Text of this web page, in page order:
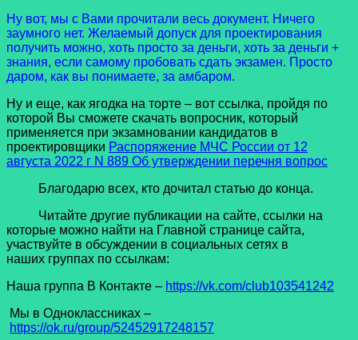
Ну вот, мы с Вами прочитали весь документ. Ничего
заумного нет. Желаемый допуск для проектирования
получить можно, хоть просто за деньги, хоть за деньги +
знания, если самому пробовать сдать экзамен. Просто
даром, как вы понимаете, за амбаром.
Ну и еще, как ягодка на торте – вот ссылка, пройдя по
которой Вы сможете скачать вопросник, который
применяется при экзамновании кандидатов в
проектировщики Распоряжение МЧС России от 12
августа 2022 г N 889 Об утверждении перечня вопрос
Благодарю всех, кто дочитал статью до конца.
Читайте другие публикации на сайте, ссылки на
которые можно найти на Главной странице сайта,
участвуйте в обсуждении в социальных сетях в
наших группах по ссылкам:
Наша группа В Контакте – https://vk.com/club103541242
Мы в Одноклассниках –
https://ok.ru/group/52452917248157